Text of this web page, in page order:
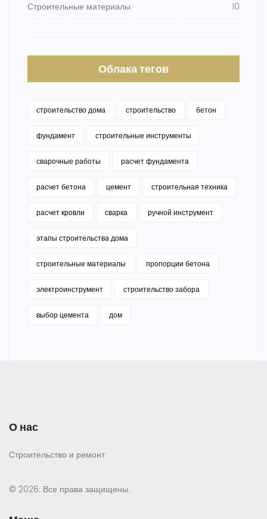
Строительные материалы 10
Облака тегов
строительство дома строительство бетон
фундамент строительные инструменты
сварочные работы расчет фундамента
расчет бетона цемент строительная техника
расчет кровли сварка ручной инструмент
этапы строительства дома
строительные материалы пропорции бетона
электроинструмент строительство забора
выбор цемента дом
О нас
Строительство и ремонт
© 2026. Все права защищены.